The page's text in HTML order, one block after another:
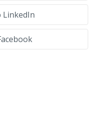
LinkedIn